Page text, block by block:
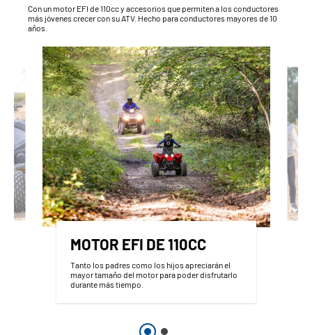
Con un motor EFI de 110cc y accesorios que permiten a los conductores
más jóvenes crecer con su ATV. Hecho para conductores mayores de 10
años.
MOTOR EFI DE 110CC
Tanto los padres como los hijos apreciarán el
mayor tamaño del motor para poder disfrutarlo
durante más tiempo.